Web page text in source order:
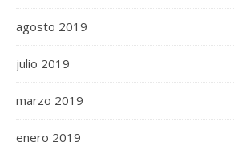
agosto 2019
julio 2019
marzo 2019
enero 2019